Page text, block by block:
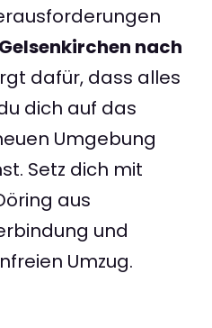
nach
dafür, dass alles
dich auf das
Umgebung
Setz dich mit
aus
und
Umzug.